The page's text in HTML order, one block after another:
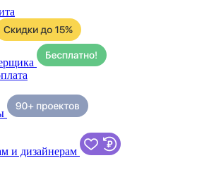
и дизайнерам